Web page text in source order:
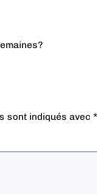
sont indiqués avec *